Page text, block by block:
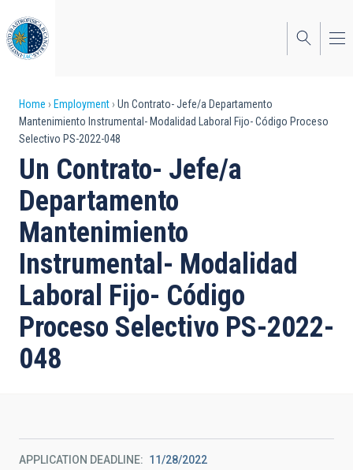
to
main
content
Breadcrumb
Home Employment
Un Contrato- Jefe/a Departamento
Mantenimiento Instrumental- Modalidad Laboral Fijo- Código Proceso
Selectivo PS-2022-048
Un Contrato- Jefe/a
Departamento
Mantenimiento
Instrumental- Modalidad
Laboral Fijo- Código
Proceso Selectivo PS-2022-
048
APPLICATION DEADLINE 11/28/2022